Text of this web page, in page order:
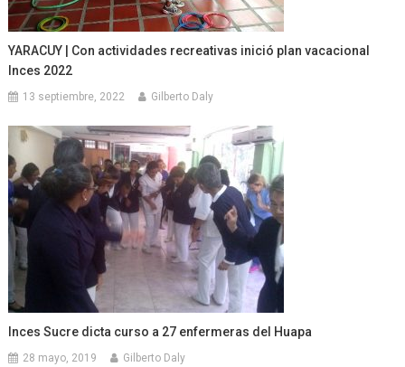
YARACUY | Con actividades recreativas inició plan vacacional
Inces 2022
13 septiembre, 2022 Gilberto Daly
Inces Sucre dicta curso a 27 enfermeras del Huapa
28 mayo, 2019 Gilberto Daly